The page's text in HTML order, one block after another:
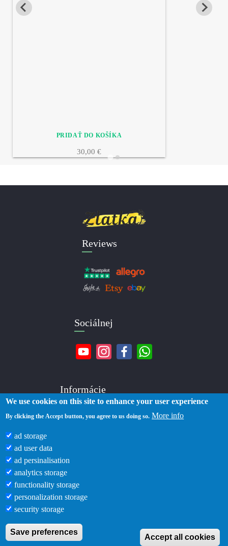
30,00 €
Reviews
Sociálnej
Informácie
O nás
Zásady ochrany osobných údajov
Podmienky používania
Blog
We use cookies on this site to enhance your user experience
By clicking the Accept button, you agree to us doing so. More info
ad storage
ad user data
ad persinalisation
analytics storage
functionality storage
personalization storage
security storage
Save preferences
Accept all cookies